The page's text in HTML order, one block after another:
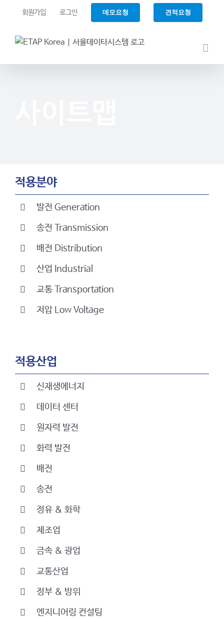
content
회원가입 로그인 데모요청 견적요청
적용분야
발전 Generation
송전 Transmission
배전 Distribution
산업 Industrial
교통 Transportation
저압 Low Voltage
적용산업
신재생에너지
데이터 센터
원자력 발전
화력 발전
배전
송전
정유 & 화학
제조업
금속 & 광업
교통산업
정부 & 방위
엔지니어링 컨설팅